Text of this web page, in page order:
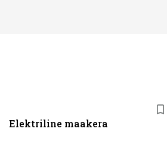
Elektriline maakera